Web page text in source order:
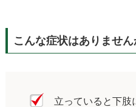
こんな症状はありません
立っていると下肢